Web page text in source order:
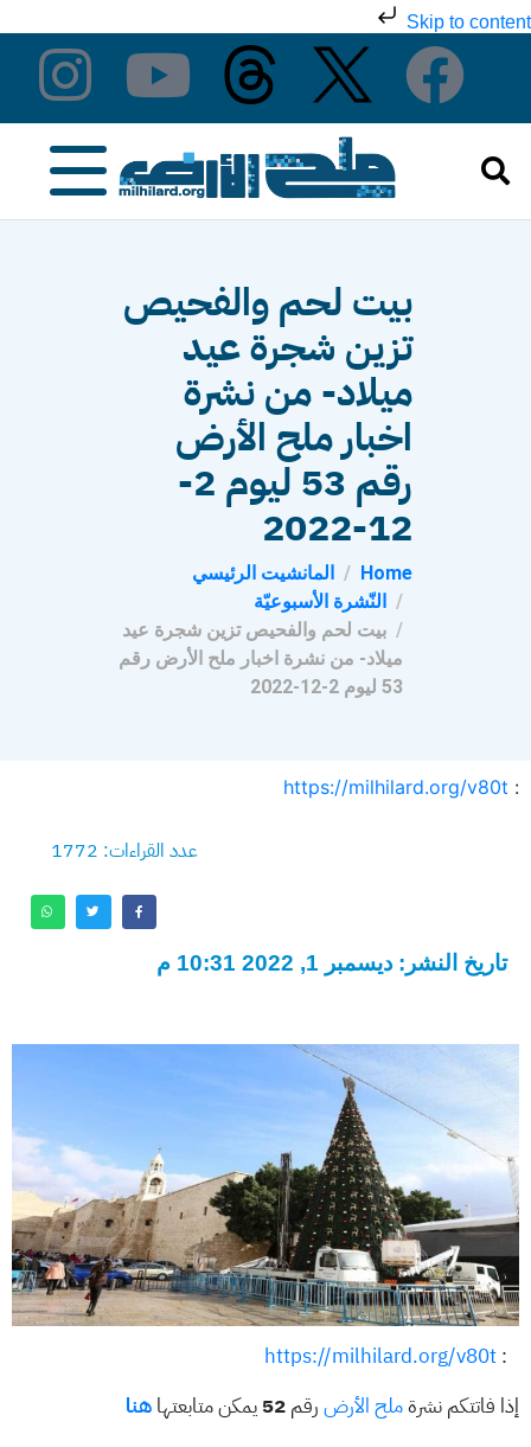
Skip to content
بيت لحم والفحيص
تزين شجرة عيد
ميلاد- من نشرة
اخبار ملح الأرض
رقم 53 ليوم 2-
12-2022
Home
المانشيت الرئيسي
النّشرة الأسبوعيّة
بيت لحم والفحيص تزين شجرة عيد
ميلاد- من نشرة اخبار ملح الأرض رقم
53 ليوم 2-12-2022
:
https://milhilard.org/v80t
عدد القراءات: 1772
تاريخ النشر: ديسمبر 1, 2022 10:31 م
:
https://milhilard.org/v80t
إذا فاتتكم نشرةملح الأرض رقم 52 يمكن متابعتها هنا